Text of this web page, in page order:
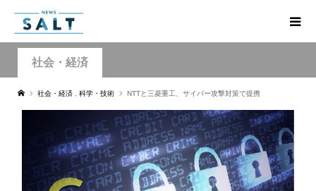
社会・経済
社会・経済 科学・技術 NTTと三菱重工、サイバー攻撃対策で提携